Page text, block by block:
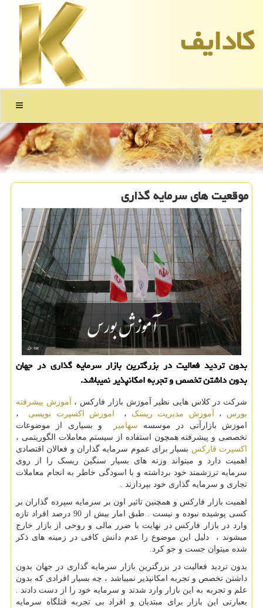
كادایف
منو
موقعیت های سرمایه گذاری
بدون تردید فعالیت در بزرگترین بازار سرمایه گذاری در جهان
بدون داشتن تخصص و تجربه امكانپذیر نمیباشد.
شرکت در کلاس هایی نظیر آموزش بازار فارکس ،
آموزش پیشرفته
بورس ، آموزش مدیریت ریسک ، اموزش اکسپرت نویسی ،
اموزش بازارآتی در موسسه سهامیر
و بسیاری از موضوعات
تخصصی و پیشرفته همچون استفاده از سیستم معاملات الگوریتمی ،
اکسپرت فارکس بسیار برای عموم سرمایه گذاران و فعالان اقتصادی
اهمیت دارد و میتواند وزنه های بسیار سنگین ریسک را از روی
سرمایه ترزشمند خود برداشته و با اسودگی خاطر به انجام معاملات
تجاری و سرمایه گذاری خود بپردازند .
اهمیت بازار فارکس و همچنین تاثیر اون بر سرمایه سپرده گذاران بر
کسی پوشیده نبوده و نیست . طبق امار بیش از 90 درصد افراد تازه
وارد در بازار فارکس در نهایت با ضرر مالی و روحی از بازار خارج
میشوند ، دلیل این موضوع را عدم دانش کافی در زمینه های ذکر
شده میتوان جست و جو کرد.
بدون تردید فعالیت در بزرگترین بازار سرمایه گذاری در جهان بدون
داشتن تخصص و تجربه امکانپذیر نمیباشد ، چه بسیار افرادی که بدون
علم و تجربه به این بازار وارد شدند و سرمایه خود را از دست دادند .
بعبارتی این بازار برای مبتدیان و افراد بی تجربه قتلگاه سرمایه